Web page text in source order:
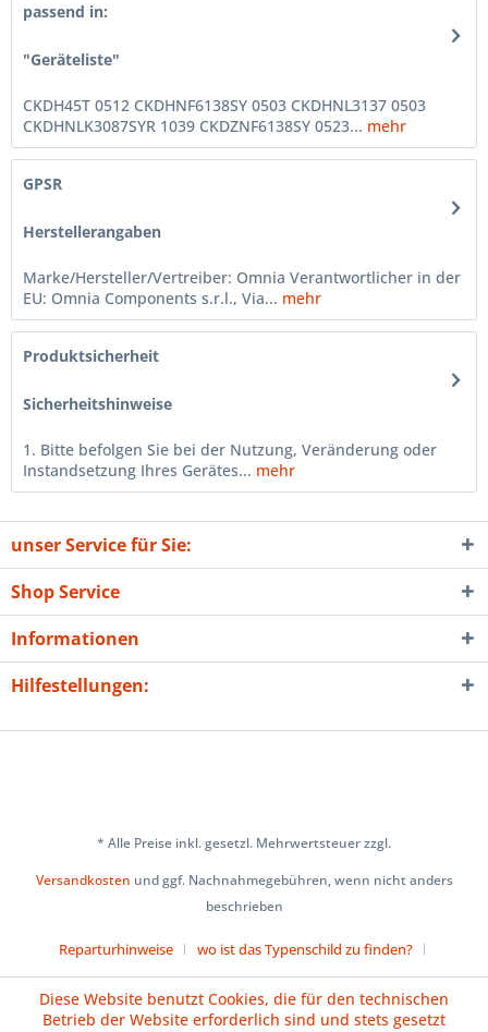
passend in:
"Geräteliste"
CKDH45T 0512 CKDHNF6138SY 0503 CKDHNL3137 0503
CKDHNLK3087SYR 1039 CKDZNF6138SY 0523... mehr
GPSR
Herstellerangaben
Marke/Hersteller/Vertreiber: Omnia Verantwortlicher in der
EU: Omnia Components s.r.l., Via... mehr
Produktsicherheit
Sicherheitshinweise
1. Bitte befolgen Sie bei der Nutzung, Veränderung oder
Instandsetzung Ihres Gerätes... mehr
unser Service für Sie:
Shop Service
Informationen
Hilfestellungen:
* Alle Preise inkl. gesetzl. Mehrwertsteuer zzgl.
Versandkosten und ggf. Nachnahmegebühren, wenn nicht anders
beschrieben
Reparturhinweise
wo ist das Typenschild zu finden?
Versand und Zahlungsbedingungen
Impressum AGB
Diese Website benutzt Cookies, die für den technischen
Betrieb der Website erforderlich sind und stets gesetzt